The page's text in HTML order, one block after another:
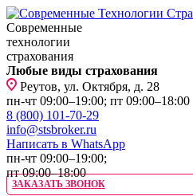
Современные
технологии
страхования
Любые виды страхования
Реутов, ул. Октября, д. 28
пн-чт 09:00–19:00; пт 09:00–18:00
8 (800) 101-70-29
info@stsbroker.ru
Написать в WhatsApp
пн-чт 09:00–19:00;
пт 09:00–18:00
ЗАКАЗАТЬ ЗВОНОК